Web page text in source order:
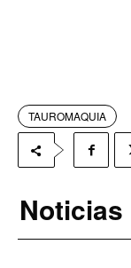
TAUROMAQUIA